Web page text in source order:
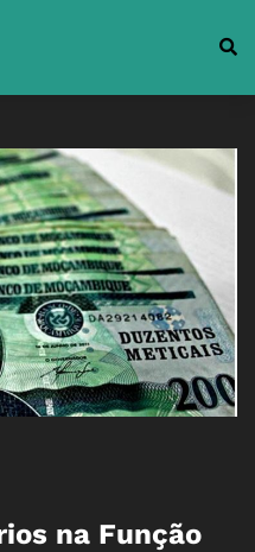
na Função